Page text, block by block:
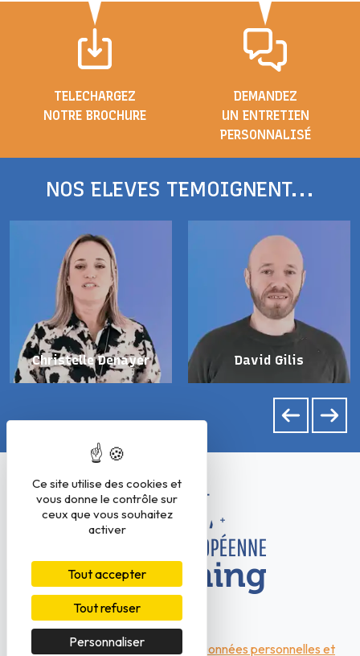
TELECHARGEZ
NOTRE BROCHURE
DEMANDEZ
UN ENTRETIEN
PERSONNALISÉ
NOS ELEVES TEMOIGNENT...
Christelle Denayer David Gilis
conditions générales de vente Données personnelles et
Ce site utilise des cookies et
vous donne le contrôle sur
ceux que vous souhaitez
activer
Tout accepter
Tout refuser
Personnaliser